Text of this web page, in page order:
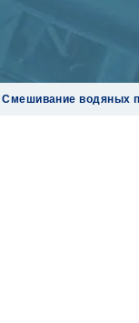
Смешивание водяных